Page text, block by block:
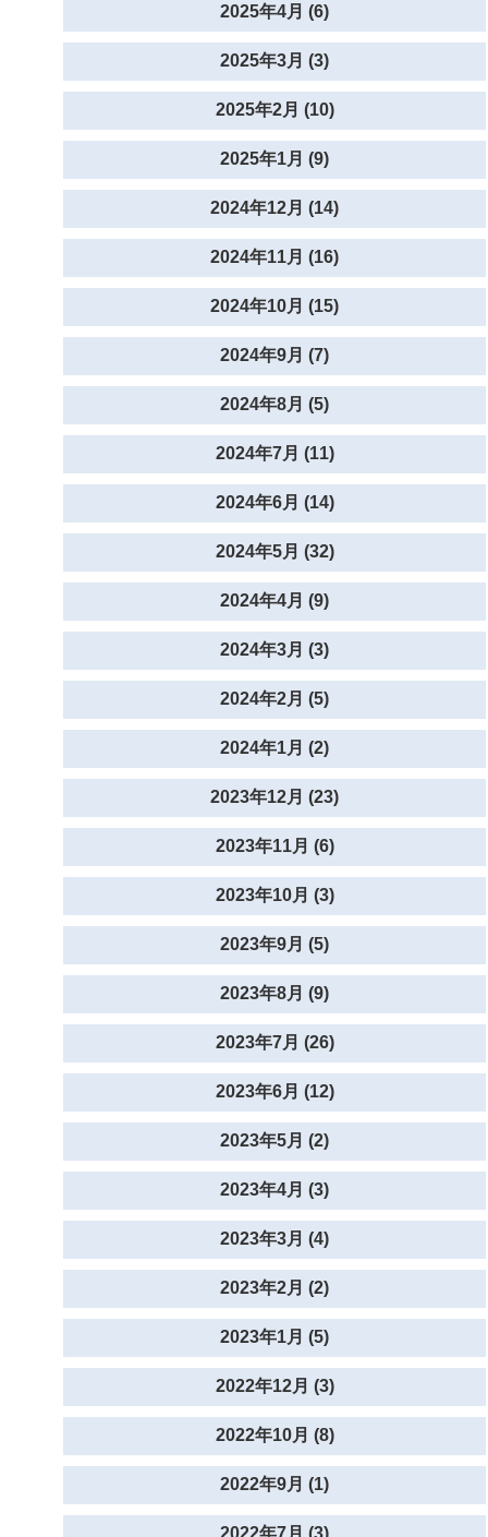
2025年4月 (6)
2025年3月 (3)
2025年2月 (10)
2025年1月 (9)
2024年12月 (14)
2024年11月 (16)
2024年10月 (15)
2024年9月 (7)
2024年8月 (5)
2024年7月 (11)
2024年6月 (14)
2024年5月 (32)
2024年4月 (9)
2024年3月 (3)
2024年2月 (5)
2024年1月 (2)
2023年12月 (23)
2023年11月 (6)
2023年10月 (3)
2023年9月 (5)
2023年8月 (9)
2023年7月 (26)
2023年6月 (12)
2023年5月 (2)
2023年4月 (3)
2023年3月 (4)
2023年2月 (2)
2023年1月 (5)
2022年12月 (3)
2022年10月 (8)
2022年9月 (1)